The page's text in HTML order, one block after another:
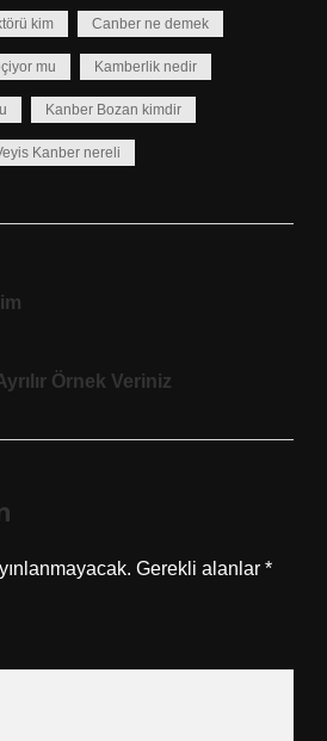
kim Canber ne demek
mu Kamberlik nedir
Kanber Bozan kimdir
Kanber nereli
Örnek Veriniz
Gerekli alanlar *